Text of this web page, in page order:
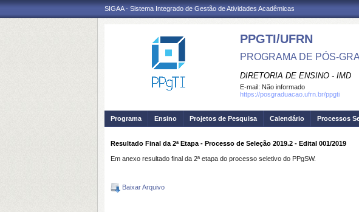
SIGAA - Sistema Integrado de Gestão de Atividades Acadêmicas
PPGTI/UFRN
PROGRAMA DE PÓS-
DIRETORIA DE ENSINO - IMD
E-mail: Não informado
https://posgraduacao.ufrn.br/ppgti
Programa Ensino Projetos de Pesquisa Calendário Processos
Resultado Final da 2ª Etapa - Processo de Seleção 2019.2 - Edital 001/2019
Em anexo resultado final da 2ª etapa do processo seletivo do PPgSW.
Baixar Arquivo